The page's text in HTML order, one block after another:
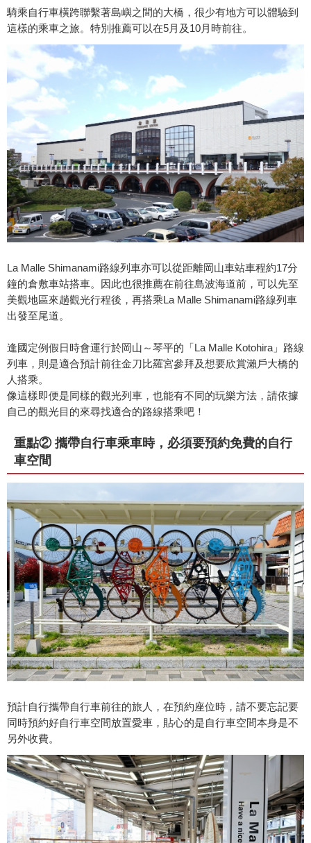
騎乘自行車橫跨聯繫著島嶼之間的大橋，很少有地方可以體驗到
這樣的乘車之旅。特別推薦可以在5月及10月時前往。
La Malle Shimanami路線列車亦可以從距離岡山車站車程約17分
鐘的倉敷車站搭車。因此也很推薦在前往島波海道前，可以先至
美觀地區來趟觀光行程後，再搭乘La Malle Shimanami路線列車
出發至尾道。
逢國定例假日時會運行於岡山～琴平的「La Malle Kotohira」路線
列車，則是適合預計前往金刀比羅宮參拜及想要欣賞瀨戶大橋的
人搭乘。
像這樣即便是同樣的觀光列車，也能有不同的玩樂方法，請依據
自己的觀光目的來尋找適合的路線搭乘吧！
重點② 攜帶自行車乘車時，必須要預約免費的自行
車空間
預計自行攜帶自行車前往的旅人，在預約座位時，請不要忘記要
同時預約好自行車空間放置愛車，貼心的是自行車空間本身是不
另外收費。